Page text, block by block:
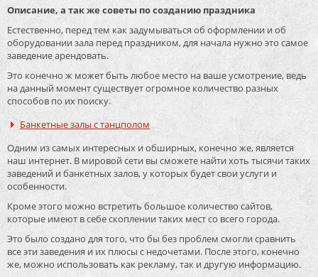
Описание, а так же советы по созданию праздника
Естественно, перед тем как задумываться об оформлении и об
оборудовании зала перед праздником, для начала нужно это самое
заведение арендовать.
Это конечно ж может быть любое место на ваше усмотрение, ведь
на данный момент существует огромное количество разных
способов по их поиску.
Банкетные залы с танцполом
Одним из самых интересных и обширных, конечно же, является
наш интернет. В мировой сети вы сможете найти хоть тысячи таких
заведений и банкетных залов, у которых будет свои услуги и
особенности.
Кроме этого можно встретить большое количество сайтов,
которые имеют в себе скоплении таких мест со всего города.
Это было создано для того, что бы без проблем смогли сравнить
все эти заведения и их плюсы с недочетами. После этого, конечно
же, можно использовать как рекламу, так и другую информацию.